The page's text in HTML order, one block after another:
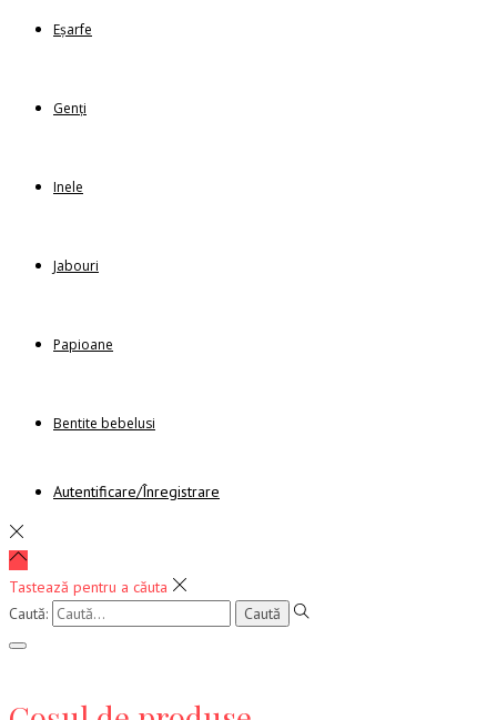
Eșarfe
Genți
Inele
Jabouri
Papioane
Bentite bebelusi
Autentificare/Înregistrare
Tastează pentru a căuta
Caută: